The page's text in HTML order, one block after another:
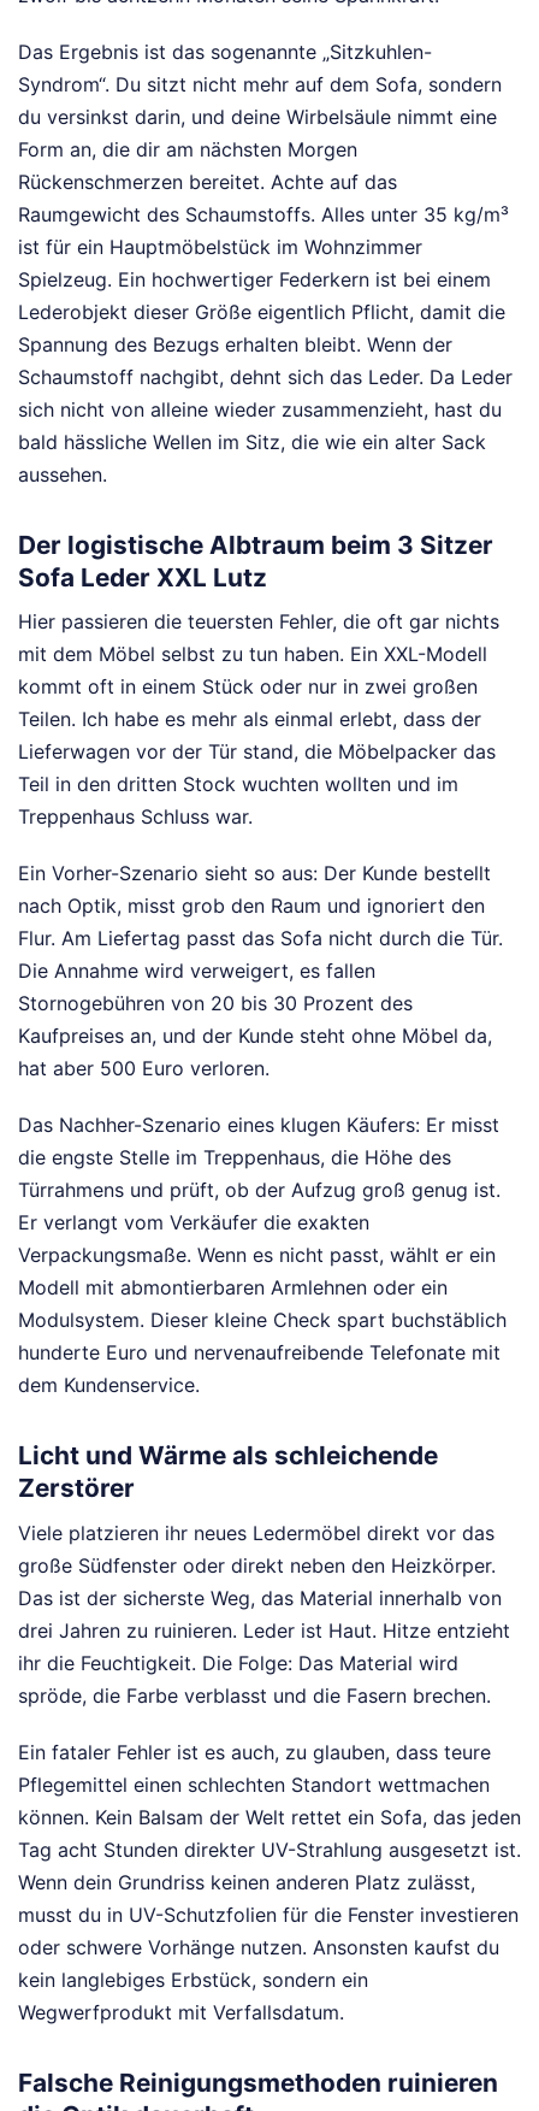
Das Ergebnis ist das sogenannte „Sitzkuhlen-
Syndrom“. Du sitzt nicht mehr auf dem Sofa, sondern
du versinkst darin, und deine Wirbelsäule nimmt eine
Form an, die dir am nächsten Morgen
Rückenschmerzen bereitet. Achte auf das
Raumgewicht des Schaumstoffs. Alles unter 35 kg/m³
ist für ein Hauptmöbelstück im Wohnzimmer
Spielzeug. Ein hochwertiger Federkern ist bei einem
Lederobjekt dieser Größe eigentlich Pflicht, damit die
Spannung des Bezugs erhalten bleibt. Wenn der
Schaumstoff nachgibt, dehnt sich das Leder. Da Leder
sich nicht von alleine wieder zusammenzieht, hast du
bald hässliche Wellen im Sitz, die wie ein alter Sack
aussehen.
Der logistische Albtraum beim 3 Sitzer
Sofa Leder XXL Lutz
Hier passieren die teuersten Fehler, die oft gar nichts
mit dem Möbel selbst zu tun haben. Ein XXL-Modell
kommt oft in einem Stück oder nur in zwei großen
Teilen. Ich habe es mehr als einmal erlebt, dass der
Lieferwagen vor der Tür stand, die Möbelpacker das
Teil in den dritten Stock wuchten wollten und im
Treppenhaus Schluss war.
Ein Vorher-Szenario sieht so aus: Der Kunde bestellt
nach Optik, misst grob den Raum und ignoriert den
Flur. Am Liefertag passt das Sofa nicht durch die Tür.
Die Annahme wird verweigert, es fallen
Stornogebühren von 20 bis 30 Prozent des
Kaufpreises an, und der Kunde steht ohne Möbel da,
hat aber 500 Euro verloren.
Das Nachher-Szenario eines klugen Käufers: Er misst
die engste Stelle im Treppenhaus, die Höhe des
Türrahmens und prüft, ob der Aufzug groß genug ist.
Er verlangt vom Verkäufer die exakten
Verpackungsmaße. Wenn es nicht passt, wählt er ein
Modell mit abmontierbaren Armlehnen oder ein
Modulsystem. Dieser kleine Check spart buchstäblich
hunderte Euro und nervenaufreibende Telefonate mit
dem Kundenservice.
Licht und Wärme als schleichende
Zerstörer
Viele platzieren ihr neues Ledermöbel direkt vor das
große Südfenster oder direkt neben den Heizkörper.
Das ist der sicherste Weg, das Material innerhalb von
drei Jahren zu ruinieren. Leder ist Haut. Hitze entzieht
ihr die Feuchtigkeit. Die Folge: Das Material wird
spröde, die Farbe verblasst und die Fasern brechen.
Ein fataler Fehler ist es auch, zu glauben, dass teure
Pflegemittel einen schlechten Standort wettmachen
können. Kein Balsam der Welt rettet ein Sofa, das jeden
Tag acht Stunden direkter UV-Strahlung ausgesetzt ist.
Wenn dein Grundriss keinen anderen Platz zulässt,
musst du in UV-Schutzfolien für die Fenster investieren
oder schwere Vorhänge nutzen. Ansonsten kaufst du
kein langlebiges Erbstück, sondern ein
Wegwerfprodukt mit Verfallsdatum.
Falsche Reinigungsmethoden ruinieren